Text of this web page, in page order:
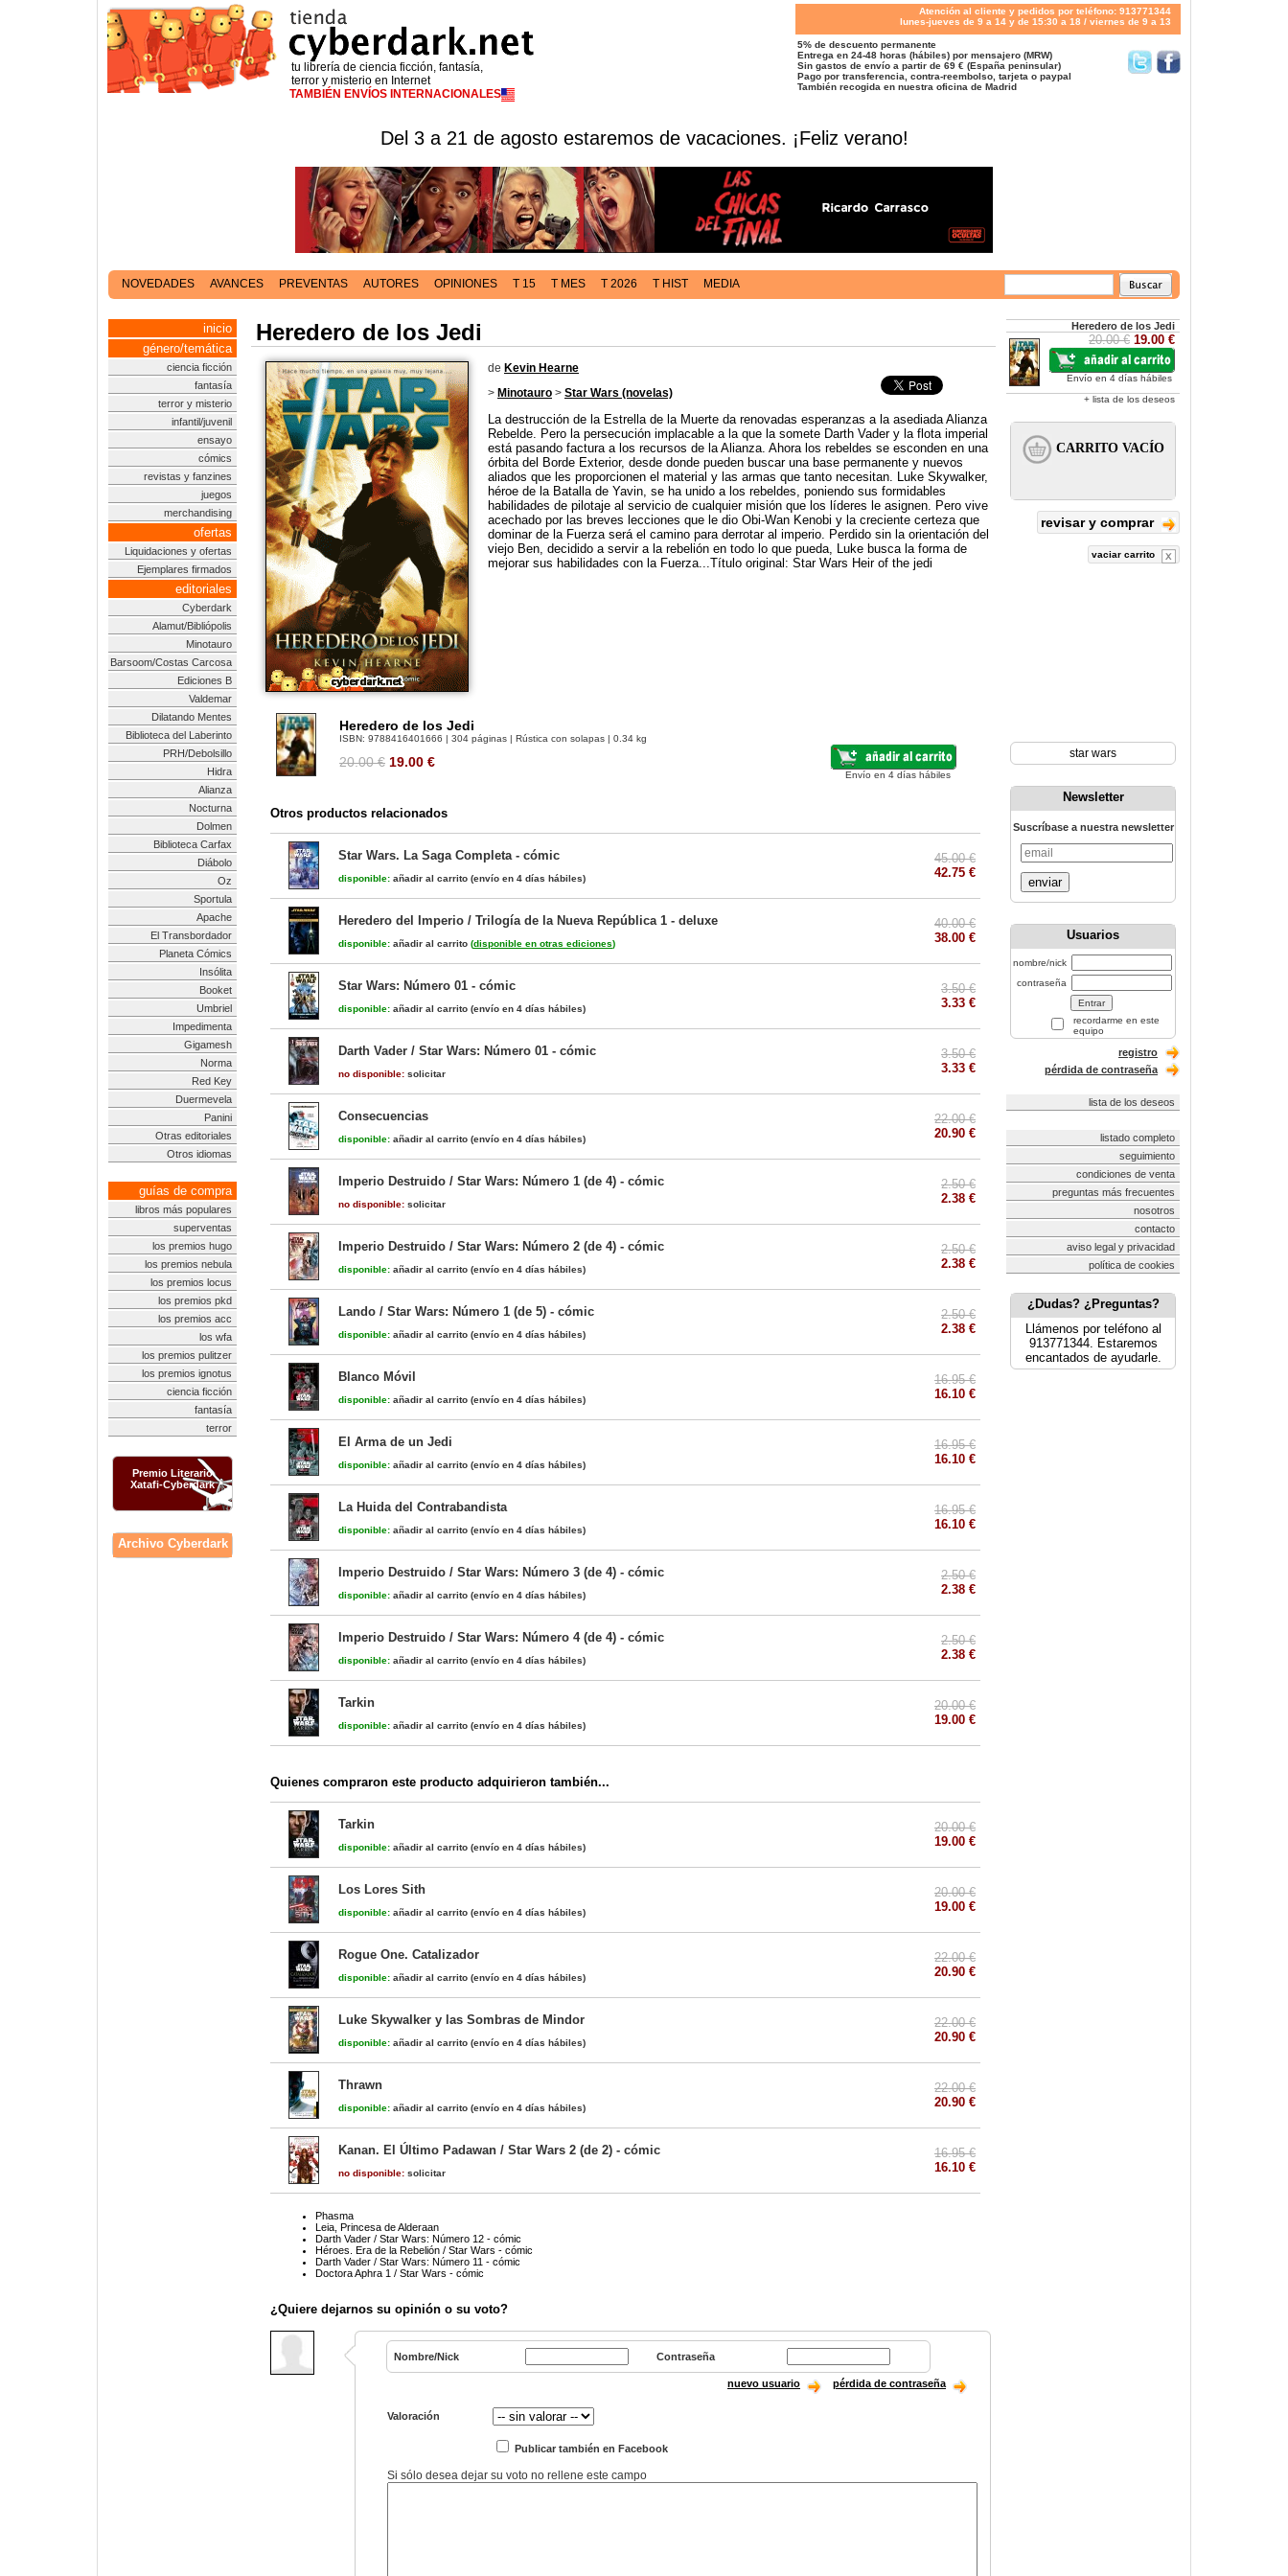
tu librería de ciencia ficción, fantasía,
terror y misterio en Internet
TAMBIÉN ENVÍOS INTERNACIONALES
Atención al cliente y pedidos por teléfono: 913771344
lunes-jueves de 9 a 14 y de 15:30 a 18 / viernes de 9 a 13
5% de descuento permanente
Entrega en 24-48 horas (hábiles) por mensajero (MRW)
Sin gastos de envío a partir de 69 € (España peninsular)
Pago por transferencia, contra-reembolso, tarjeta o paypal
También recogida en nuestra oficina de Madrid
Del 3 a 21 de agosto estaremos de vacaciones. ¡Feliz verano!
NOVEDADES AVANCES PREVENTAS AUTORES OPINIONES T 15 T MES T 2026 T HIST MEDIA
inicio
género/temática
ciencia ficción
fantasía
terror y misterio
infantil/juvenil
ensayo
cómics
revistas y fanzines
juegos
merchandising
ofertas
Liquidaciones y ofertas
Ejemplares firmados
editoriales
Cyberdark
Alamut/Bibliópolis
Minotauro
Barsoom/Costas Carcosa
Ediciones B
Valdemar
Dilatando Mentes
Biblioteca del Laberinto
PRH/Debolsillo
Hidra
Alianza
Nocturna
Dolmen
Biblioteca Carfax
Diábolo
Oz
Sportula
Apache
El Transbordador
Planeta Cómics
Insólita
Booket
Umbriel
Impedimenta
Gigamesh
Norma
Red Key
Duermevela
Panini
Otras editoriales
Otros idiomas
guías de compra
libros más populares
superventas
los premios hugo
los premios nebula
los premios locus
los premios pkd
los premios acc
los wfa
los premios pulitzer
los premios ignotus
ciencia ficción
fantasía
terror
Premio Literario
Xatafi-Cyberdark
Archivo Cyberdark
Heredero de los Jedi
de Kevin Hearne
> Minotauro > Star Wars (novelas)
La destrucción de la Estrella de la Muerte da renovadas esperanzas a la asediada Alianza
Rebelde. Pero la persecución implacable a la que la somete Darth Vader y la flota imperial
está pasando factura a los recursos de la Alianza. Ahora los rebeldes se esconden en una
órbita del Borde Exterior, desde donde pueden buscar una base permanente y nuevos
aliados que les proporcionen el material y las armas que tanto necesitan. Luke Skywalker,
héroe de la Batalla de Yavin, se ha unido a los rebeldes, poniendo sus formidables
habilidades de pilotaje al servicio de cualquier misión que los líderes le asignen. Pero vive
acechado por las breves lecciones que le dio Obi-Wan Kenobi y la creciente certeza que
dominar de la Fuerza será el camino para derrotar al imperio. Perdido sin la orientación del
viejo Ben, decidido a servir a la rebelión en todo lo que pueda, Luke busca la forma de
mejorar sus habilidades con la Fuerza...Título original: Star Wars Heir of the jedi
Heredero de los Jedi
ISBN: 9788416401666 | 304 páginas | Rústica con solapas | 0.34 kg
20.00 € 19.00 €
Envío en 4 días hábiles
Otros productos relacionados
Star Wars. La Saga Completa - cómic
disponible: añadir al carrito (envío en 4 días hábiles)
45.00 €
42.75 €
Heredero del Imperio / Trilogía de la Nueva República 1 - deluxe
disponible: añadir al carrito (disponible en otras ediciones)
40.00 €
38.00 €
Star Wars: Número 01 - cómic
disponible: añadir al carrito (envío en 4 días hábiles)
3.50 €
3.33 €
Darth Vader / Star Wars: Número 01 - cómic
no disponible: solicitar
3.50 €
3.33 €
Consecuencias
disponible: añadir al carrito (envío en 4 días hábiles)
22.00 €
20.90 €
Imperio Destruido / Star Wars: Número 1 (de 4) - cómic
no disponible: solicitar
2.50 €
2.38 €
Imperio Destruido / Star Wars: Número 2 (de 4) - cómic
disponible: añadir al carrito (envío en 4 días hábiles)
2.50 €
2.38 €
Lando / Star Wars: Número 1 (de 5) - cómic
disponible: añadir al carrito (envío en 4 días hábiles)
2.50 €
2.38 €
Blanco Móvil
disponible: añadir al carrito (envío en 4 días hábiles)
16.95 €
16.10 €
El Arma de un Jedi
disponible: añadir al carrito (envío en 4 días hábiles)
16.95 €
16.10 €
La Huida del Contrabandista
disponible: añadir al carrito (envío en 4 días hábiles)
16.95 €
16.10 €
Imperio Destruido / Star Wars: Número 3 (de 4) - cómic
disponible: añadir al carrito (envío en 4 días hábiles)
2.50 €
2.38 €
Imperio Destruido / Star Wars: Número 4 (de 4) - cómic
disponible: añadir al carrito (envío en 4 días hábiles)
2.50 €
2.38 €
Tarkin
disponible: añadir al carrito (envío en 4 días hábiles)
20.00 €
19.00 €
Quienes compraron este producto adquirieron también...
Tarkin
disponible: añadir al carrito (envío en 4 días hábiles)
20.00 €
19.00 €
Los Lores Sith
disponible: añadir al carrito (envío en 4 días hábiles)
20.00 €
19.00 €
Rogue One. Catalizador
disponible: añadir al carrito (envío en 4 días hábiles)
22.00 €
20.90 €
Luke Skywalker y las Sombras de Mindor
disponible: añadir al carrito (envío en 4 días hábiles)
22.00 €
20.90 €
Thrawn
disponible: añadir al carrito (envío en 4 días hábiles)
22.00 €
20.90 €
Kanan. El Último Padawan / Star Wars 2 (de 2) - cómic
no disponible: solicitar
16.95 €
16.10 €
Phasma
Leia, Princesa de Alderaan
Darth Vader / Star Wars: Número 12 - cómic
Héroes. Era de la Rebelión / Star Wars - cómic
Darth Vader / Star Wars: Número 11 - cómic
Doctora Aphra 1 / Star Wars - cómic
¿Quiere dejarnos su opinión o su voto?
Nombre/Nick Contraseña
nuevo usuario pérdida de contraseña
Valoración
Publicar también en Facebook
Si sólo desea dejar su voto no rellene este campo
Heredero de los Jedi
20.00 € 19.00 €
Envío en 4 días hábiles
+ lista de los deseos
revisar y comprar
vaciar carrito
star wars
Newsletter
Suscríbase a nuestra newsletter
enviar
Usuarios
nombre/nick
contraseña
recordarme en este
equipo
registro
pérdida de contraseña
lista de los deseos
listado completo
seguimiento
condiciones de venta
preguntas más frecuentes
nosotros
contacto
aviso legal y privacidad
política de cookies
¿Dudas? ¿Preguntas?
Llámenos por teléfono al
913771344. Estaremos
encantados de ayudarle.